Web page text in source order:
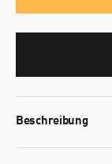
Beschreibung